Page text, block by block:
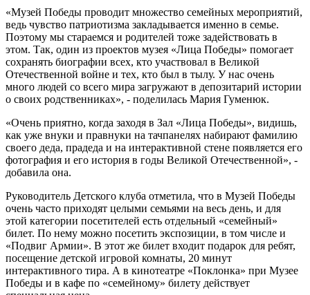
«Музей Победы проводит множество семейных мероприятий,
ведь чувство патриотизма закладывается именно в семье.
Поэтому мы стараемся и родителей тоже задействовать в
этом. Так, один из проектов музея «Лица Победы» помогает
сохранять биографии всех, кто участвовал в Великой
Отечественной войне и тех, кто был в тылу. У нас очень
много людей со всего мира загружают в депозитарий истории
о своих родственниках», - поделилась Мария Гуменюк.
«Очень приятно, когда заходя в Зал «Лица Победы», видишь,
как уже внуки и правнуки на тачпанелях набирают фамилию
своего деда, прадеда и на интерактивной стене появляется его
фотография и его история в годы Великой Отечественной», -
добавила она.
Руководитель Детского клуба отметила, что в Музей Победы
очень часто приходят целыми семьями на весь день, и для
этой категории посетителей есть отдельный «семейный»
билет. По нему можно посетить экспозиции, в том числе и
«Подвиг Армии». В этот же билет входит подарок для ребят,
посещение детской игровой комнаты, 20 минут
интерактивного тира. А в кинотеатре «Поклонка» при Музее
Победы и в кафе по «семейному» билету действует